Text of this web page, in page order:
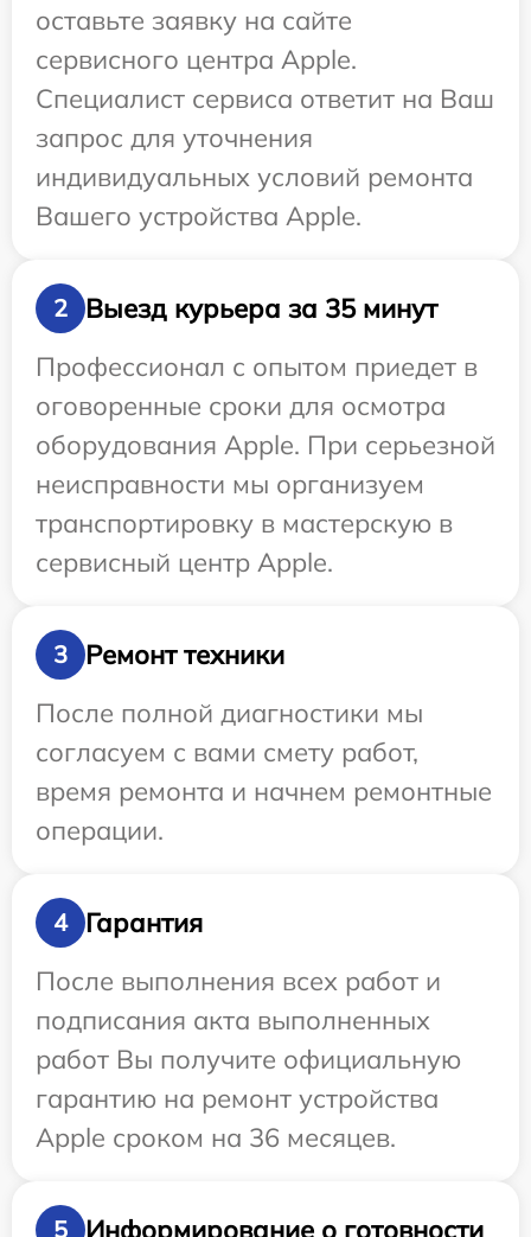
оставьте заявку на сайте
сервисного центра Apple.
Специалист сервиса ответит на Ваш
запрос для уточнения
индивидуальных условий ремонта
Вашего устройства Apple.
2
Выезд курьера за 35 минут
Профессионал с опытом приедет в
оговоренные сроки для осмотра
оборудования Apple. При серьезной
неисправности мы организуем
транспортировку в мастерскую в
сервисный центр Apple.
3
Ремонт техники
После полной диагностики мы
согласуем с вами смету работ,
время ремонта и начнем ремонтные
операции.
4
Гарантия
После выполнения всех работ и
подписания акта выполненных
работ Вы получите официальную
гарантию на ремонт устройства
Apple сроком на 36 месяцев.
5 Информирование о готовности